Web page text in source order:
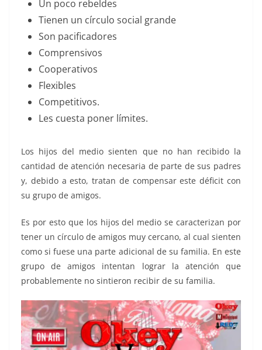
Un poco rebeldes
Tienen un círculo social grande
Son pacificadores
Comprensivos
Cooperativos
Flexibles
Competitivos.
Les cuesta poner límites.
Los hijos del medio sienten que no han recibido la
cantidad de atención necesaria de parte de sus padres
y, debido a esto, tratan de compensar este déficit con
su grupo de amigos.
Es por esto que los hijos del medio se caracterizan por
tener un círculo de amigos muy cercano, al cual sienten
como si fuese una parte adicional de su familia. En este
grupo de amigos intentan lograr la atención que
probablemente no sintieron recibir de su familia.